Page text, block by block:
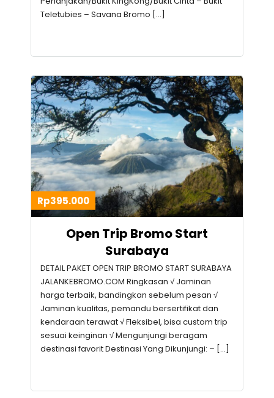
Teletubies – Savana Bromo […]
Rp395.000
Open Trip Bromo Start
Surabaya
DETAIL PAKET OPEN TRIP BROMO START SURABAYA
JALANKEBROMO.COM Ringkasan √ Jaminan
harga terbaik, bandingkan sebelum pesan √
Jaminan kualitas, pemandu bersertifikat dan
kendaraan terawat √ Fleksibel, bisa custom trip
sesuai keinginan √ Mengunjungi beragam
destinasi favorit Destinasi Yang Dikunjungi: – […]